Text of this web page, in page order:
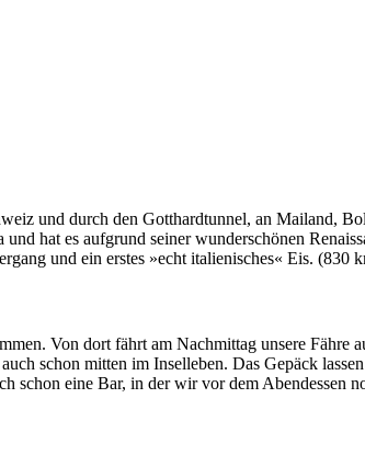
und durch den Gotthardtunnel, an Mailand,
hat es aufgrund seiner wunderschönen
und ein erstes »echt italienisches« Eis. (830
Von dort fährt am Nachmittag unsere Fähre
schon mitten im Inselleben. Das Gepäck
schon eine Bar, in der wir vor dem Abendessen